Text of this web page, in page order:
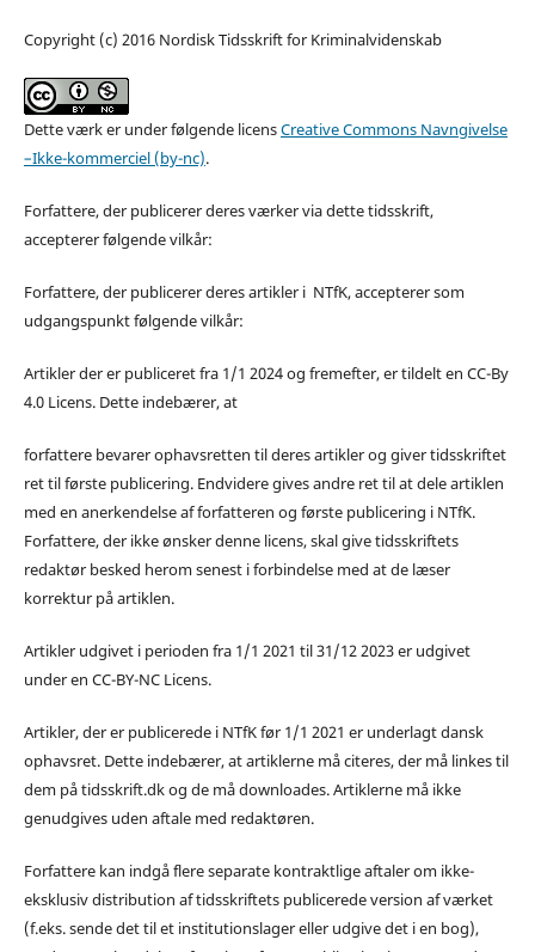
Copyright (c) 2016 Nordisk Tidsskrift for Kriminalvidenskab
Dette værk er under følgende licensCreative Commons Navngivelse
–Ikke-kommerciel (by-nc).
Forfattere, der publicerer deres værker via dette tidsskrift,
accepterer følgende vilkår:
Forfattere, der publicerer deres artikler i NTfK, accepterer som
udgangspunkt følgende vilkår:
Artikler der er publiceret fra 1/1 2024 og fremefter, er tildelt en CC-By
4.0 Licens. Dette indebærer, at
forfattere bevarer ophavsretten til deres artikler og giver tidsskriftet
ret til første publicering. Endvidere gives andre ret til at dele artiklen
med en anerkendelse af forfatteren og første publicering i NTfK.
Forfattere, der ikke ønsker denne licens, skal give tidsskriftets
redaktør besked herom senest i forbindelse med at de læser
korrektur på artiklen.
Artikler udgivet i perioden fra 1/1 2021 til 31/12 2023 er udgivet
under en CC-BY-NC Licens.
Artikler, der er publicerede i NTfK før 1/1 2021 er underlagt dansk
ophavsret. Dette indebærer, at artiklerne må citeres, der må linkes til
dem på tidsskrift.dk og de må downloades. Artiklerne må ikke
genudgives uden aftale med redaktøren.
Forfattere kan indgå flere separate kontraktlige aftaler om ikke-
eksklusiv distribution af tidsskriftets publicerede version af værket
(f.eks. sende det til et institutionslager eller udgive det i en bog),